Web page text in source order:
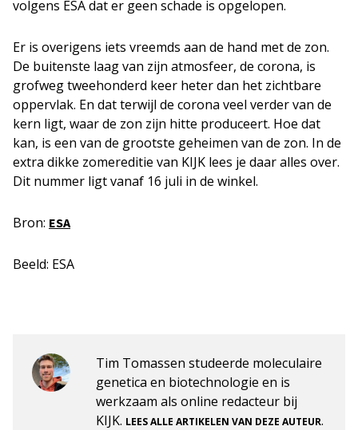
volgens ESA dat er geen schade is opgelopen.
Er is overigens iets vreemds aan de hand met de zon.
De buitenste laag van zijn atmosfeer, de corona, is
grofweg tweehonderd keer heter dan het zichtbare
oppervlak. En dat terwijl de corona veel verder van de
kern ligt, waar de zon zijn hitte produceert. Hoe dat
kan, is een van de grootste geheimen van de zon. In de
extra dikke zomereditie van KIJK lees je daar alles over.
Dit nummer ligt vanaf 16 juli in de winkel.
Bron: ESA
Beeld: ESA
Tim Tomassen studeerde moleculaire
genetica en biotechnologie en is
werkzaam als online redacteur bij
KIJK. LEES ALLE ARTIKELEN VAN DEZE AUTEUR.